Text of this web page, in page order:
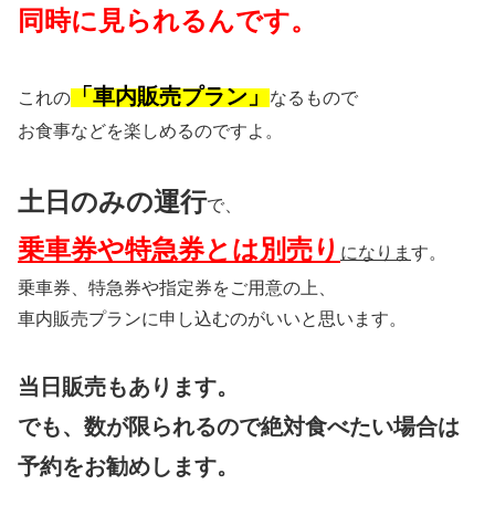
同時に見られるんです。
これの「車内販売プラン」なるもので
お食事などを楽しめるのですよ。
土日のみの運行で、
乗車券や特急券とは別売り になりま す。
乗車券、特急券や指定券をご用意の上、
車内販売プランに申し込むのがいいと思います。
当日販売もあります。
でも、数が限られるので絶対食べたい場合は
予約をお勧めします。